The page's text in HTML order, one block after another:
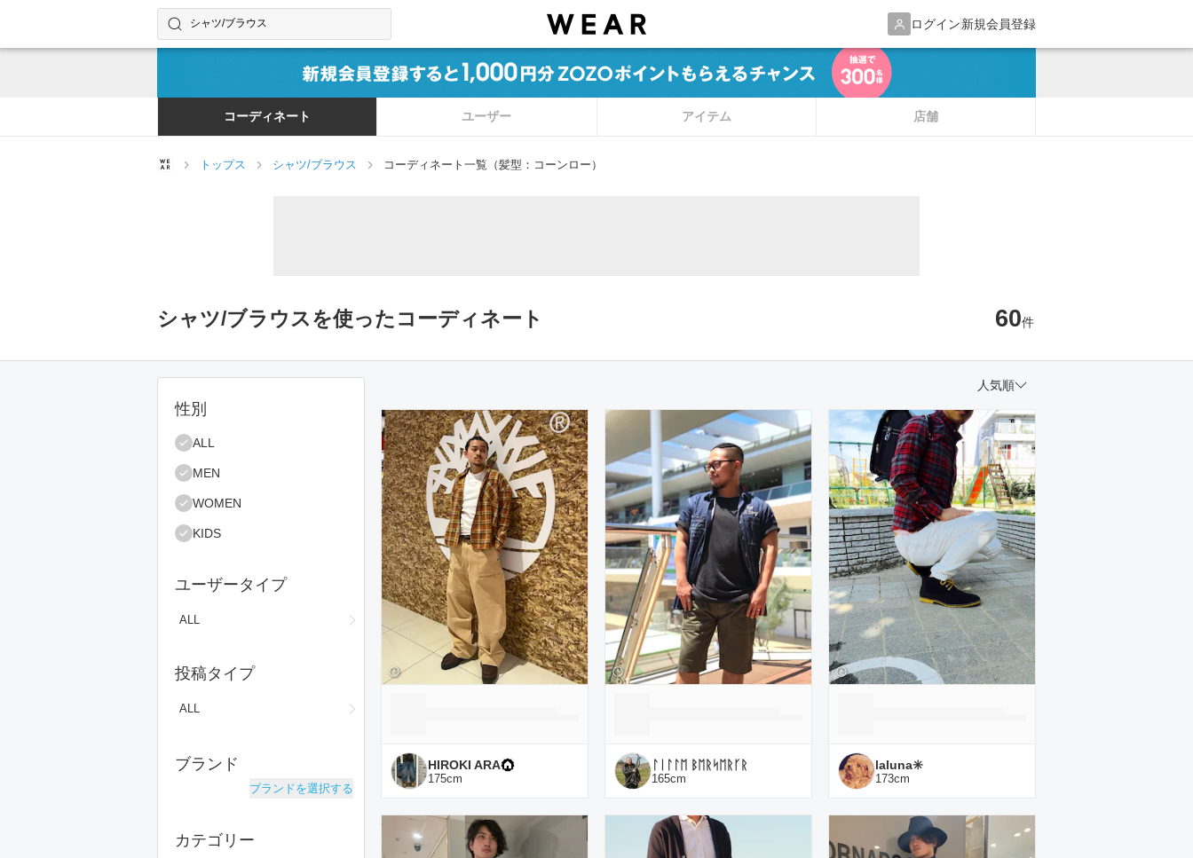
ログイン新規会員登録
コーディネートやユーザーを探す
検索する
コーディネート ユーザー アイテム 店舗
トップス シャツ/ブラウス コーディネート一覧（髪型：コーンロー）
シャツ/ブラウスを使ったコーディネート 60件
絞り込み条件
性別
ALL
MEN
WOMEN
KIDS
ユーザータイプ
ALL
投稿タイプ
ALL
ブランド
ブランドを選択する
カテゴリー
人気順
コーディネート一覧
HIROKI ARA
175cm
ᛚᛁᛚᛚᛖ ᛒᛖᚱᛋᛖᚱᚴᚱ
165cm
laluna✳️
173cm